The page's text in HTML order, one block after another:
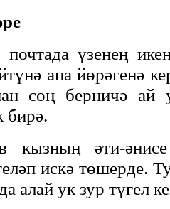
үзенең
апа йөрәгенә
соң берничә ай
бирә.
кызның әти-
искә төшерде.
алай ук зур түгел